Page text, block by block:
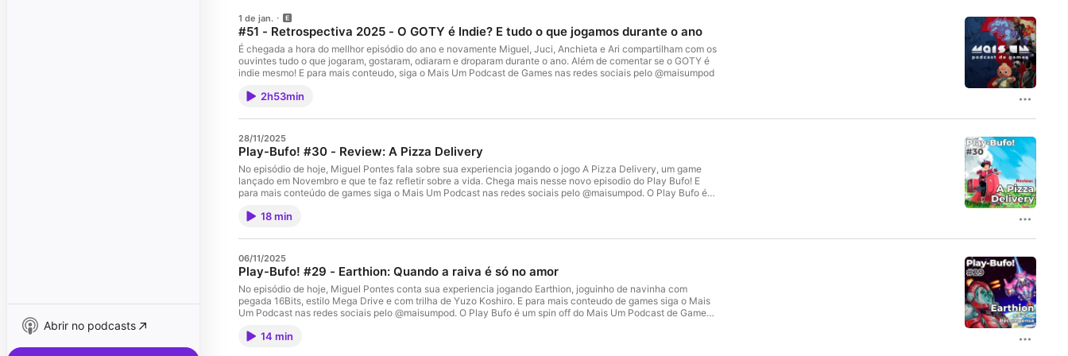
Abrir no podcasts
1 de jan.
#51 - Retrospectiva 2025 - O GOTY é Indie? E tudo o que jogamos durante o ano
É chegada a hora do mellhor episódio do ano e novamente Miguel, Juci, Anchieta e Ari compartilham com os
ouvintes tudo o que jogaram, gostaram, odiaram e droparam durante o ano. Além de comentar se o GOTY é
indie mesmo! E para mais conteudo, siga o Mais Um Podcast de Games nas redes sociais pelo @maisumpod
2h53min
28/11/2025
Play-Bufo! #30 - Review: A Pizza Delivery
No episódio de hoje, Miguel Pontes fala sobre sua experiencia jogando o jogo A Pizza Delivery, um game
lançado em Novembro e que te faz refletir sobre a vida. Chega mais nesse novo episodio do Play Bufo! E
para mais conteúdo de games siga o Mais Um Podcast nas redes sociais pelo @maisumpod. O Play Bufo é
Mais. Produzido e Editado por: Miguel Pontes Coordenação de Podcasts: Audiovisual O POVO e Chico
#doloresentertainment
18 min
06/11/2025
Play-Bufo! #29 - Earthion: Quando a raiva é só no amor
No episódio de hoje, Miguel Pontes conta sua experiencia jogando Earthion, joguinho de navinha com
pegada 16Bits, estilo Mega Drive e com trilha de Yuzo Koshiro. E para mais conteudo de games siga o Mais
Um Podcast nas redes sociais pelo @maisumpod. O Play Bufo é um spin off do Mais Um Podcast de Games
Coordenação de Podcasts: Audiovisual O POVO e Chico Marinho Um podcast do Grupo de Comunicação O
14 min